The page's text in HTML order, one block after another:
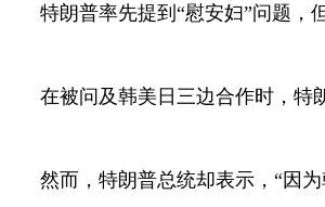
特朗普率先提到“慰安妇”问题，
在被问及韩美日三边合作时，特
然而，特朗普总统却表示，“因